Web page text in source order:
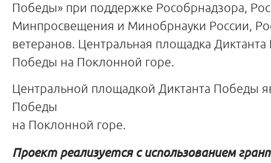
Победы» при поддержке Рособрнадзора,
Минпросвещения и Минобрнауки России,
ветеранов. Центральная площадка
Победы на Поклонной горе.
Центральной площадкой Диктанта Победы
Победы
на Поклонной горе.
Проект реализуется с использованием